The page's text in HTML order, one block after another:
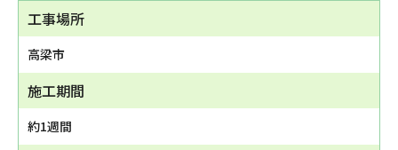
工事場所
高梁市
施工期間
約1週間